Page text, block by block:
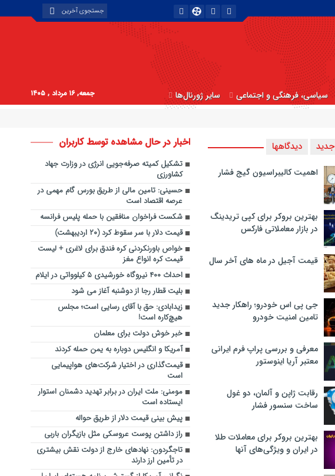
سیاسی، فرهنگی و اجتماعی سایر ژورنال‌ها جمعه, ۱۶ مرداد , ۱۴۰۵
جدید دیدگاهها
اهمیت کالیبراسیون گیج فشار
بهترین بروکر برای کپی‌ تریدینگ
در بازار معاملاتی فارکس
قیمت آجیل در ماه های آخر سال
جی پی اس خودرو؛ راهکار جدید
تامین امنیت خودرو
معرفی و بررسی پراپ فرم ایرانی
معتبر آریا اینوستور
رقابت ژاپن و آلمان، دو غول
ساخت سنسور فشار
بهترین بروکر برای معاملات طلا
در ایران و ویژگی‌های آنها
اخبار در حال مشاهده توسط کاربران
تشکیل کمیته صرفه‌جویی انرژی در وزارت جهاد
کشاورزی
حسینی: تامین مالی از طریق بورس گام مهمی در
عرصه اقتصاد است
شکست فراخوان منافقین با حمله پلیس فرانسه
قیمت دلار با سر سقوط کرد (۲۰ اردیبهشت)
خواص باورنکردنی کره فندق برای لاغری + لیست
قیمت کره انواع مغز
احداث ۴۰۰ نیروگاه خورشیدی ۵ کیلوواتی در ایلام
بلیت قطار رجا از دوشنبه آغاز می شود
زیدابادی: حق با آقای رسایی است؛ مجلس
هیچ‌کاره است!
خبر خوش دولت برای معلمان
آمریکا و انگلیس دوباره به یمن حمله کردند
قیمت‌گذاری در اختیار شرکت‌های هواپیمایی
است
مومنی: ملت ایران در برابر تهدید دشمنان استوار
ایستاده است
پیش بینی قیمت دلار از طریق حواله
راز داشتن پوست عروسکی مثل بازیگران باربی
تاجگردون: نهادهای خارج از دولت نقش بیشتری
در تأمین ارز دارند